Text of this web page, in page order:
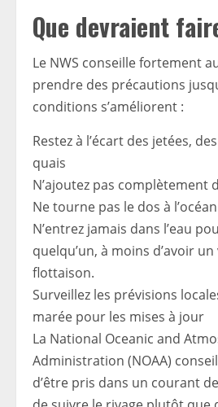
Que devraient
Le NWS conseille fortement
prendre des précautions
conditions s’améliorent :
Restez à l’écart des jetées,
quais
N’ajoutez pas complètement
Ne tourne pas le dos à l’océan
N’entrez jamais dans l’eau
quelqu’un, à moins d’avoir
flottaison.
Surveillez les prévisions
marée pour les mises à jour
La National Oceanic and
Administration (NOAA)
d’être pris dans un courant